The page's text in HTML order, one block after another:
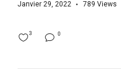
Janvier 29, 2022 789 Views
0
3